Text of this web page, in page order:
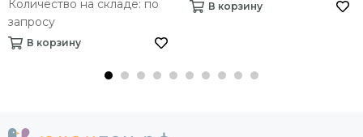
Количество на складе: по
запросу
В корзину
В корзину